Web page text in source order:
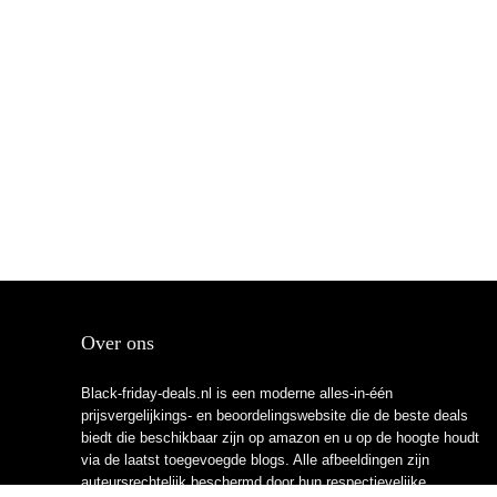
Over ons
Black-friday-deals.nl is een moderne alles-in-één
prijsvergelijkings- en beoordelingswebsite die de beste deals
biedt die beschikbaar zijn op amazon en u op de hoogte houdt
via de laatst toegevoegde blogs. Alle afbeeldingen zijn
auteursrechtelijk beschermd door hun respectievelijke